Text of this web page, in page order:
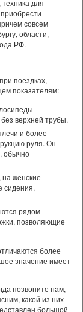
для
совсем
области,
РФ.
поездках,
показателям:
верхней трубы.
и более
руля. Он
обычно
женские
сидения,
рядом
позволяющие
более
значение имеет
позвоните нам,
какой из них
большой